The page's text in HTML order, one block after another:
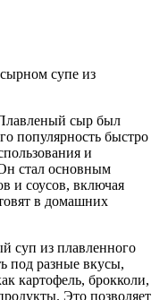
супе из
сыр был
популярность быстро
и
стал основным
и соусов, включая
в домашних
суп из плавленного
под разные вкусы,
картофель, брокколи,
Это позволяет